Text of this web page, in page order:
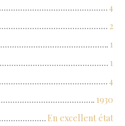
4
2
1
1
4
1930
En excellent état